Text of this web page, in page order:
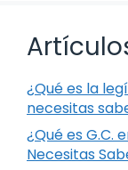
¿Qué es la
necesitas
¿Qué es G.C.
Necesitas